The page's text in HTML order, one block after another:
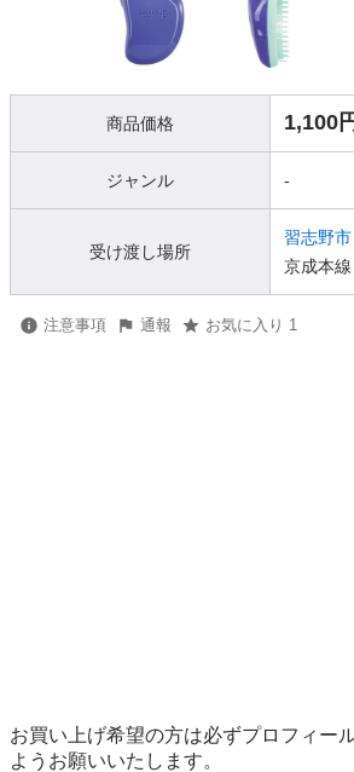
商品価格 1,100
ジャンル -
受け渡し場所
習志野市
京成本線
注意事項 通報 お気に入り 1
お買い上げ希望の方は必ずプロフィー
ようお願いいたします。